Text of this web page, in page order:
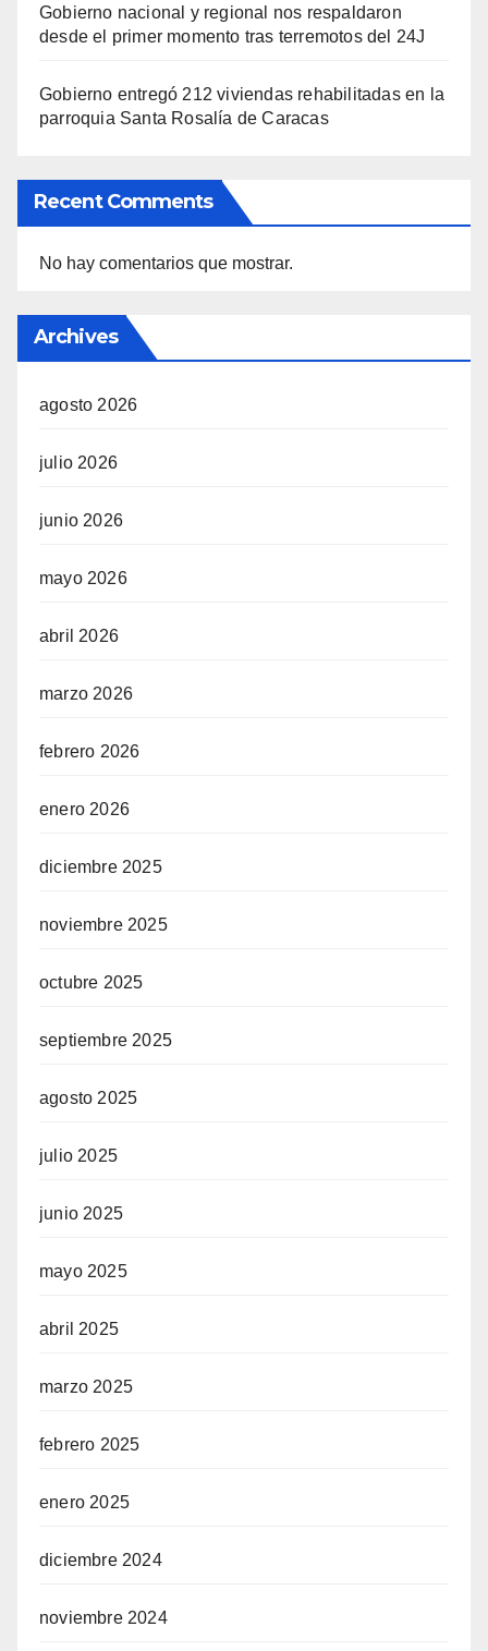
Gobierno nacional y regional nos respaldaron
desde el primer momento tras terremotos del 24J
Gobierno entregó 212 viviendas rehabilitadas en la
parroquia Santa Rosalía de Caracas
Recent Comments
No hay comentarios que mostrar.
Archives
agosto 2026
julio 2026
junio 2026
mayo 2026
abril 2026
marzo 2026
febrero 2026
enero 2026
diciembre 2025
noviembre 2025
octubre 2025
septiembre 2025
agosto 2025
julio 2025
junio 2025
mayo 2025
abril 2025
marzo 2025
febrero 2025
enero 2025
diciembre 2024
noviembre 2024